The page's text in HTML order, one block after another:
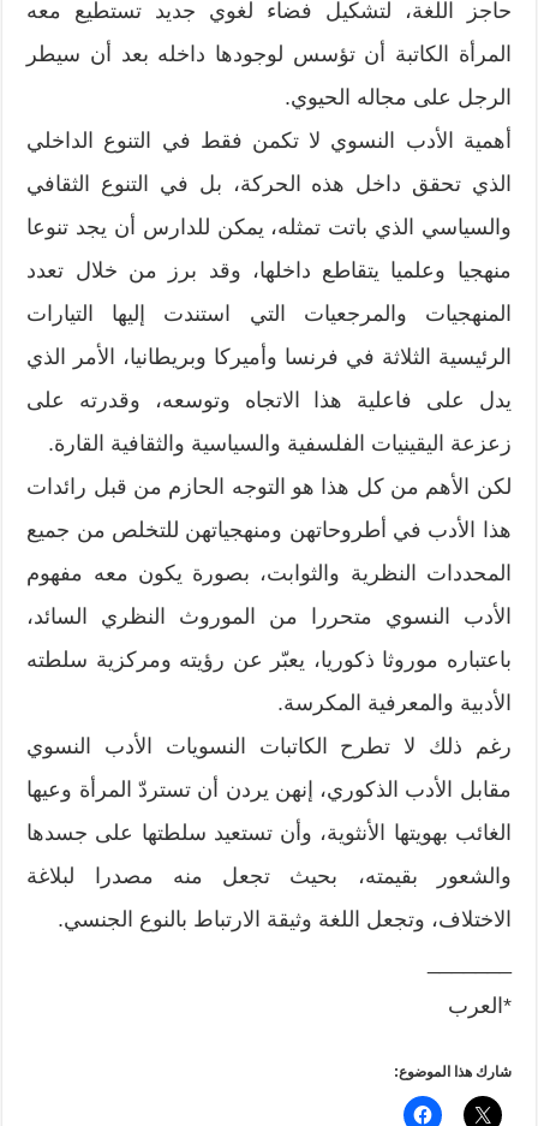
حاجز اللغة، لتشكيل فضاء لغوي جديد تستطيع معه
المرأة الكاتبة أن تؤسس لوجودها داخله بعد أن سيطر
الرجل على مجاله الحيوي.
أهمية الأدب النسوي لا تكمن فقط في التنوع الداخلي
الذي تحقق داخل هذه الحركة، بل في التنوع الثقافي
والسياسي الذي باتت تمثله، يمكن للدارس أن يجد تنوعا
منهجيا وعلميا يتقاطع داخلها، وقد برز من خلال تعدد
المنهجيات والمرجعيات التي استندت إليها التيارات
الرئيسية الثلاثة في فرنسا وأميركا وبريطانيا، الأمر الذي
يدل على فاعلية هذا الاتجاه وتوسعه، وقدرته على
زعزعة اليقينيات الفلسفية والسياسية والثقافية القارة.
لكن الأهم من كل هذا هو التوجه الحازم من قبل رائدات
هذا الأدب في أطروحاتهن ومنهجياتهن للتخلص من جميع
المحددات النظرية والثوابت، بصورة يكون معه مفهوم
الأدب النسوي متحررا من الموروث النظري السائد،
باعتباره موروثا ذكوريا، يعبّر عن رؤيته ومركزية سلطته
الأدبية والمعرفية المكرسة.
رغم ذلك لا تطرح الكاتبات النسويات الأدب النسوي
مقابل الأدب الذكوري، إنهن يردن أن تستردّ المرأة وعيها
الغائب بهويتها الأنثوية، وأن تستعيد سلطتها على جسدها
والشعور بقيمته، بحيث تجعل منه مصدرا لبلاغة
الاختلاف، وتجعل اللغة وثيقة الارتباط بالنوع الجنسي.
*العرب
شارك هذا الموضوع: